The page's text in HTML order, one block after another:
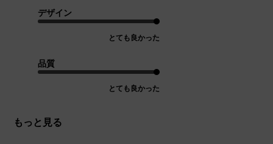
デザイン
とても良かった
品質
とても良かった
もっと見る